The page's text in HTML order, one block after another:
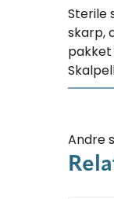
Sterile
skarp,
pakket
Andre